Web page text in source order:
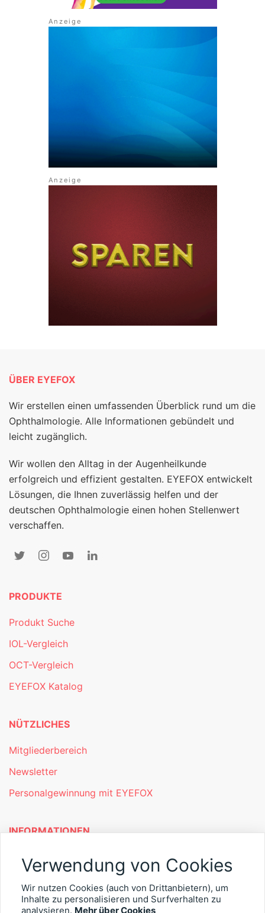
ÜBER EYEFOX
Wir erstellen einen umfassenden Überblick rund um die
Ophthalmologie. Alle Informationen gebündelt und
leicht zugänglich.
Wir wollen den Alltag in der Augenheilkunde
erfolgreich und effizient gestalten. EYEFOX entwickelt
Lösungen, die Ihnen zuverlässig helfen und der
deutschen Ophthalmologie einen hohen Stellenwert
verschaffen.
PRODUKTE
Produkt Suche
IOL-Vergleich
OCT-Vergleich
EYEFOX Katalog
NÜTZLICHES
Mitgliederbereich
Newsletter
Personalgewinnung mit EYEFOX
INFORMATIONEN
Was ist EYEFOX – Ihre Möglichkeiten
Kontakt
Verwendung von Cookies
Wir nutzen Cookies (auch von Drittanbietern), um
Inhalte zu personalisieren und Surfverhalten zu
analysieren. Mehr über Cookies